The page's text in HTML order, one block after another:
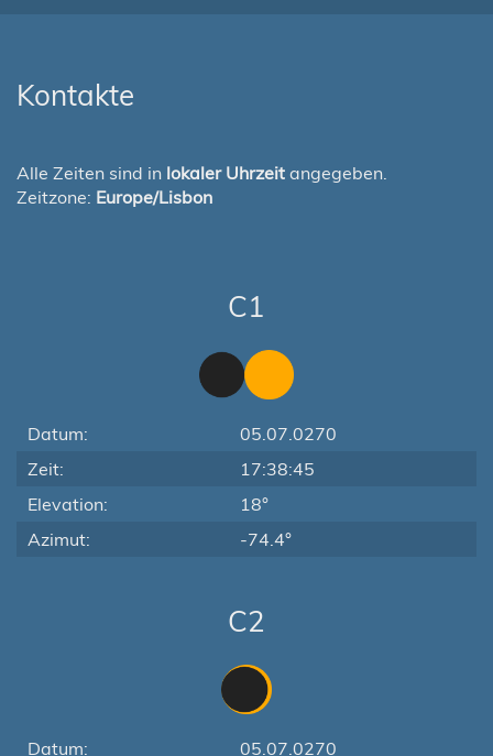
Kontakte
Alle Zeiten sind in lokaler Uhrzeit angegeben.
Zeitzone: Europe/Lisbon
C1
Datum:
05.07.0270
Zeit:
17:38:45
Elevation:
18°
Azimut:
-74.4°
C2
Datum: 05.07.0270